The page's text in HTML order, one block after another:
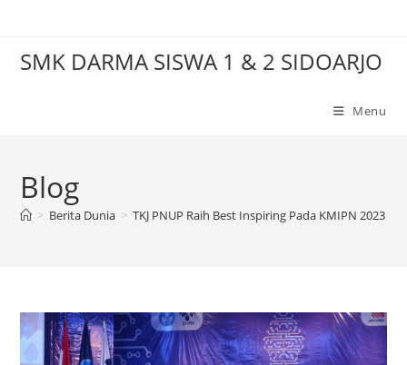
contentSMK DARMA SISWA 1 & 2 SIDOARJO
Menu
Blog
> Berita Dunia > TKJ PNUP Raih Best Inspiring Pada KMIPN 2023